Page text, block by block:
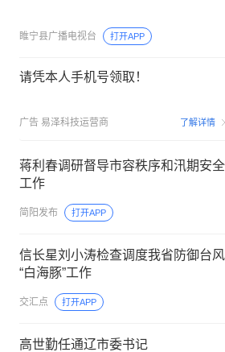
睢宁县广播电视台 打开APP
请凭本人手机号领取！
广告 易泽科技运营商 了解详情
蒋利春调研督导市容秩序和汛期安全
工作
简阳发布 打开APP
信长星刘小涛检查调度我省防御台风
“白海豚”工作
交汇点 打开APP
高世勤任通辽市委书记